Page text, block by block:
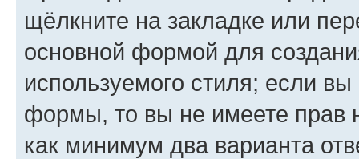
щёлкните на закладке или
основной формой для
используемого стиля; если
формы, то вы не имеете прав
как минимум два варианта